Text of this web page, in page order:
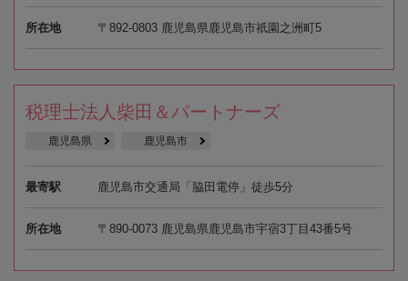
所在地 〒892-0803 鹿児島県鹿児島市祇園之洲町5
税理士法人柴田＆パートナーズ
鹿児島県 鹿児島市
最寄駅 鹿児島市交通局「脇田電停」徒歩5分
所在地 〒890-0073 鹿児島県鹿児島市宇宿3丁目43番5号